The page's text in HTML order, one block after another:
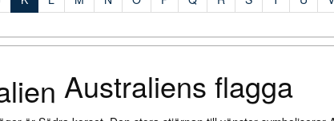
Australiens flagga